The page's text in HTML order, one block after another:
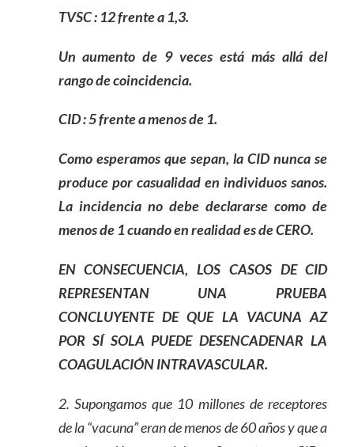
TVSC : 12 frente a 1,3.
Un aumento de 9 veces está más allá del
rango de coincidencia.
CID : 5 frente a menos de 1.
Como esperamos que sepan, la CID nunca se
produce por casualidad en individuos sanos.
La incidencia no debe declararse como de
menos de 1 cuando en realidad es de CERO.
EN CONSECUENCIA, LOS CASOS DE CID
REPRESENTAN UNA PRUEBA
CONCLUYENTE DE QUE LA VACUNA AZ
POR SÍ SOLA PUEDE DESENCADENAR LA
COAGULACIÓN INTRAVASCULAR.
2. Supongamos que 10 millones de receptores
de la “vacuna” eran de menos de 60 años y que a